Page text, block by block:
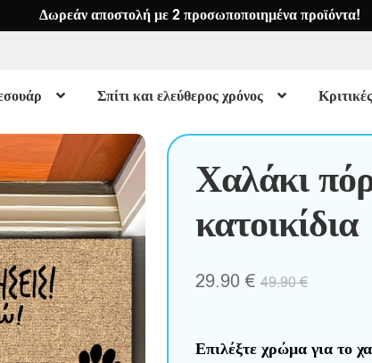
Δωρεάν αποστολή με 2 προσωποποιημένα προϊόντα!
Σπίτι και ελεύθερος χρόνος Κριτικές
Χαλάκι
κατοικίδια
29.90 € 49.90€
Επιλέξτε χρώμα για το